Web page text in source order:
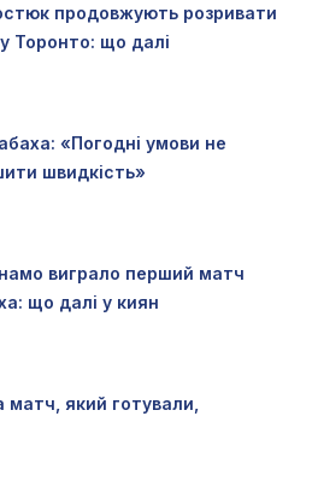
продовжують розривати
Торонто: що далі
«Погодні умови не
швидкість»
виграло перший матч
що далі у киян
матч, який готували,